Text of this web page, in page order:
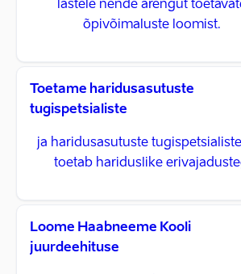
lastele nende arengut
õpivõimaluste loomist.
Toetame haridusasutuste
tugispetsialiste
ja haridusasutuste
toetab hariduslike
Loome Haabneeme Kooli
juurdeehituse